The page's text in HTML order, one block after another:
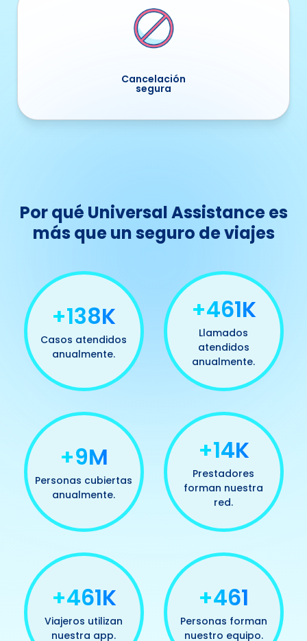
Cancelación
segura
Por qué Universal Assistance es
más que un seguro de viajes
+150K
Casos atendidos
anualmente.
+500K
Llamados
atendidos
anualmente.
+10M
Personas cubiertas
anualmente.
+15K
Prestadores
forman nuestra
red.
+500K
Viajeros utilizan
nuestra app.
+500
Personas forman
nuestro equipo.